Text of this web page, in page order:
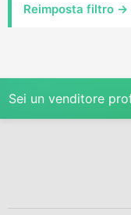
Reimposta filtro →
Sei un venditore